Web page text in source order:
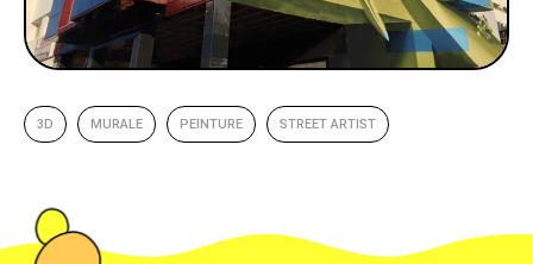
3D MURALE PEINTURE STREET ARTIST